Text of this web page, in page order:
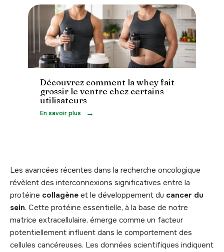
Minceur
Découvrez comment la whey fait
grossir le ventre chez certains
utilisateurs
En savoir plus
Les avancées récentes dans la recherche oncologique
révèlent des interconnexions significatives entre la
protéine collagène et le développement du cancer du
sein. Cette protéine essentielle, à la base de notre
matrice extracellulaire, émerge comme un facteur
potentiellement influent dans le comportement des
cellules cancéreuses. Les données scientifiques indiquent